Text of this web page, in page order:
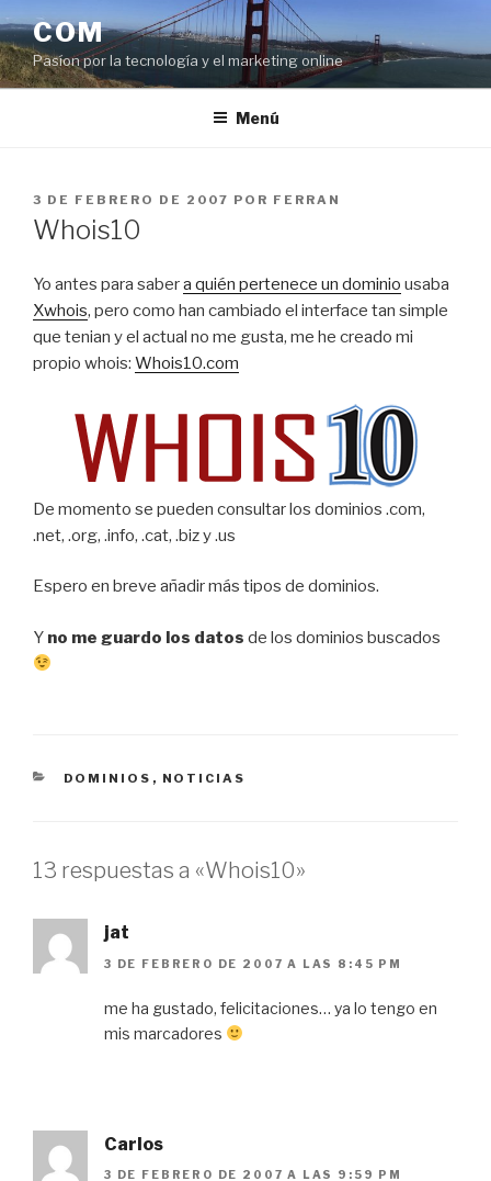
al
contenido
COM
Pasíon por la tecnología y el marketing online
Menú
PUBLICADO
EL
3 DE FEBRERO DE 2007 POR FERRAN
Whois10
Yo antes para sabera quién pertenece un dominio usaba
Xwhois, pero como han cambiado el interface tan simple
que tenian y el actual no me gusta, me he creado mi
propio whois: Whois10.com
De momento se pueden consultar los dominios .com,
.net, .org, .info, .cat, .biz y .us
Espero en breve añadir más tipos de dominios.
Y no me guardo los datos de los dominios buscados
CATEGORÍAS
DOMINIOS , NOTICIAS
13 respuestas a «Whois10»
jat
3 DE FEBRERO DE 2007 A LAS 8:45 PM
me ha gustado, felicitaciones… ya lo tengo en
mis marcadores
Carlos
3 DE FEBRERO DE 2007 A LAS 9:59 PM